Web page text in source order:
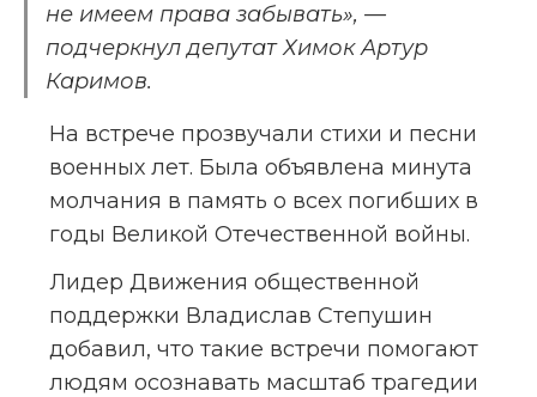
не имеем права забывать», —
подчеркнул депутат Химок Артур
Каримов.
На встрече прозвучали стихи и песни
военных лет. Была объявлена минута
молчания в память о всех погибших в
годы Великой Отечественной войны.
Лидер Движения общественной
поддержки Владислав Степушин
добавил, что такие встречи помогают
людям осознавать масштаб трагедии